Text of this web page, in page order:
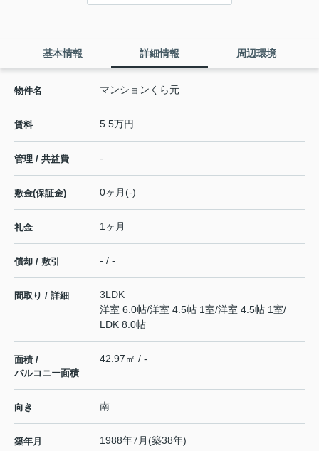
基本情報 詳細情報 周辺環境
物件名 マンションくら元
賃料 5.5万円
管理 / 共益費 -
敷金(保証金) 0ヶ月(-)
礼金 1ヶ月
償却 / 敷引 - / -
間取り / 詳細
3LDK
洋室 6.0帖/洋室 4.5帖 1室/洋室 4.5帖 1室/
LDK 8.0帖
面積 /
バルコニー面積
42.97㎡ / -
向き 南
築年月 1988年7月(築38年)